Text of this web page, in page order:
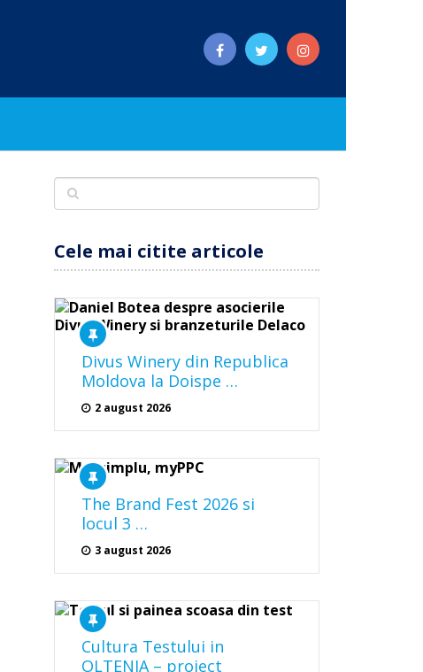
Cele mai citite articole
Divus Winery din Republica
Moldova la Doispe …
2 august 2026
The Brand Fest 2026 si
locul 3 …
3 august 2026
Cultura Testului in
OLTENIA – proiect